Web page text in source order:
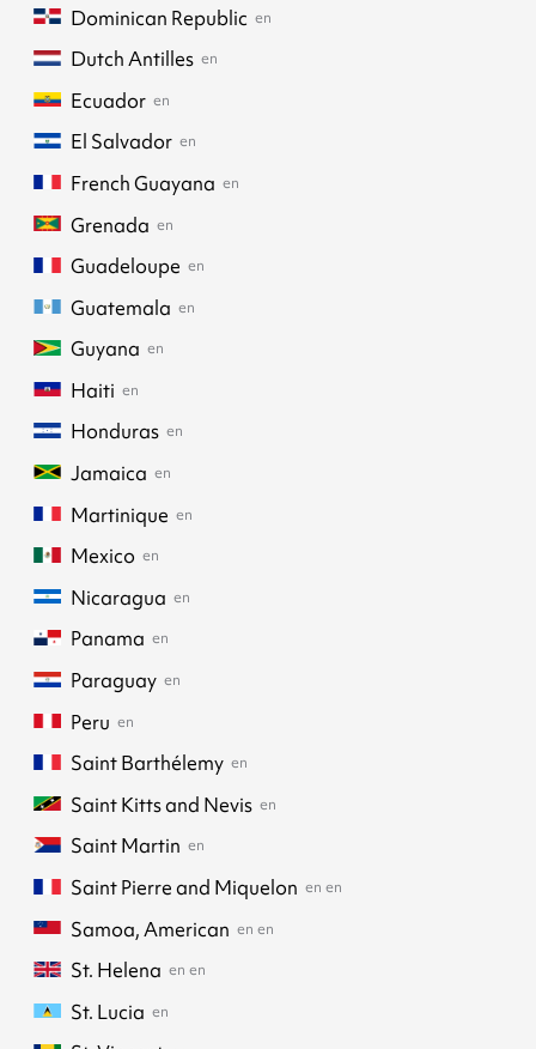
Dominican Republic en
Dutch Antilles en
Ecuador en
El Salvador en
French Guayana en
Grenada en
Guadeloupe en
Guatemala en
Guyana en
Haiti en
Honduras en
Jamaica en
Martinique en
Mexico en
Nicaragua en
Panama en
Paraguay en
Peru en
Saint Barthélemy en
Saint Kitts and Nevis en
Saint Martin en
Saint Pierre and Miquelon en en
Samoa, American en en
St. Helena en en
St. Lucia en